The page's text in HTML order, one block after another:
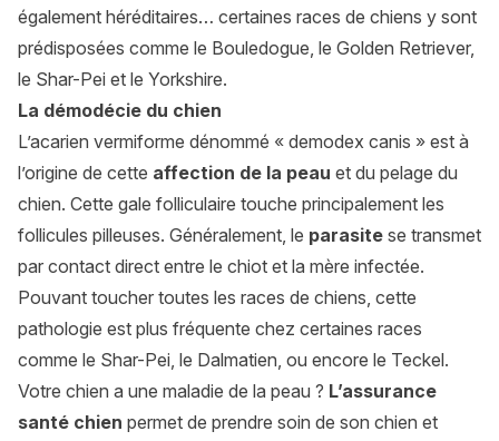
également héréditaires… certaines races de chiens y sont
prédisposées comme le Bouledogue, le Golden Retriever,
le Shar-Pei et le Yorkshire.
La démodécie du chien
L’acarien vermiforme dénommé « demodex canis » est à
l’origine de cette affection de la peau et du pelage du
chien. Cette gale folliculaire touche principalement les
follicules pilleuses. Généralement, le parasite se transmet
par contact direct entre le chiot et la mère infectée.
Pouvant toucher toutes les races de chiens, cette
pathologie est plus fréquente chez certaines races
comme le Shar-Pei, le Dalmatien, ou encore le Teckel.
Votre chien a une maladie de la peau ? L’assurance
santé chien permet de prendre soin de son chien et